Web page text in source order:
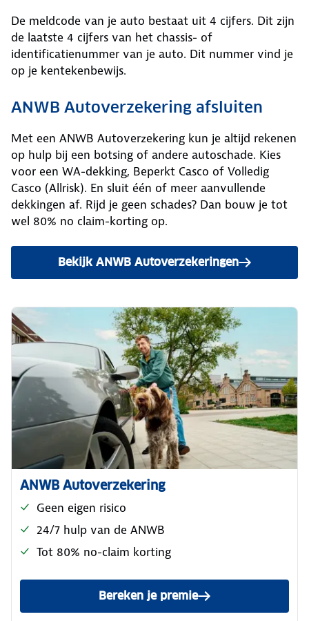
De meldcode van je auto bestaat uit 4 cijfers. Dit zijn
de laatste 4 cijfers van het chassis- of
identificatienummer van je auto. Dit nummer vind je
op je kentekenbewijs.
ANWB Autoverzekering afsluiten
Met een ANWB Autoverzekering kun je altijd rekenen
op hulp bij een botsing of andere autoschade. Kies
voor een WA-dekking, Beperkt Casco of Volledig
Casco (Allrisk). En sluit één of meer aanvullende
dekkingen af. Rijd je geen schades? Dan bouw je tot
wel 80% no claim-korting op.
Bekijk ANWB Autoverzekeringen
en bereken de premie.
ANWB Autoverzekering
Geen eigen risico
24/7 hulp van de ANWB
Tot 80% no-claim korting
Bereken je premievoor de ANWB Reguliere